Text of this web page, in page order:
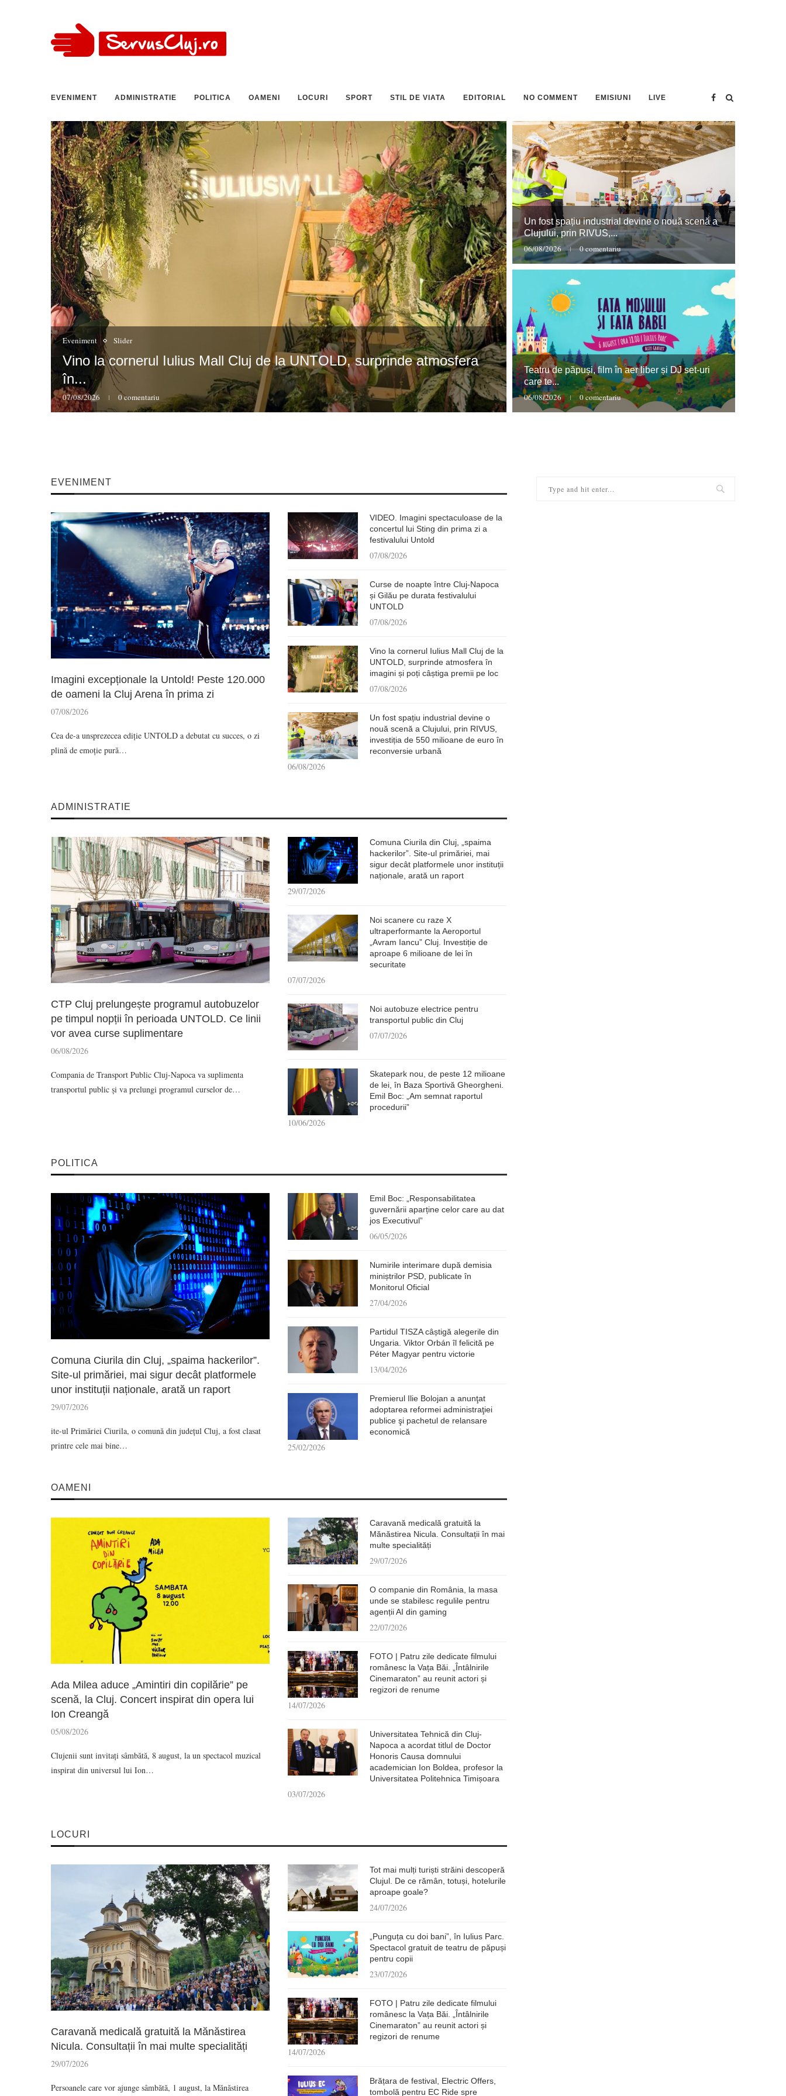
EVENIMENT ADMINISTRATIE POLITICA OAMENI LOCURI SPORT STIL DE VIATA EDITORIAL NO COMMENT EMISIUNI LIVE
Eveniment Slider
Vino la cornerul Iulius Mall Cluj de la UNTOLD, surprinde atmosfera
în...
07/08/2026 0 comentariu
Un fost spațiu industrial devine o nouă scenă a
Clujului, prin RIVUS,...
06/08/2026 0 comentariu
Teatru de păpuși, film în aer liber și DJ set-uri
care te...
06/08/2026 0 comentariu
EVENIMENT
Imagini excepționale la Untold! Peste 120.000
de oameni la Cluj Arena în prima zi
07/08/2026
Cea de-a unsprezecea ediție UNTOLD a debutat cu succes, o zi
plină de emoție pură…
VIDEO. Imagini spectaculoase de la
concertul lui Sting din prima zi a
festivalului Untold
07/08/2026
Curse de noapte între Cluj-Napoca
și Gilău pe durata festivalului
UNTOLD
07/08/2026
Vino la cornerul Iulius Mall Cluj de la
UNTOLD, surprinde atmosfera în
imagini și poți câștiga premii pe loc
07/08/2026
Un fost spațiu industrial devine o
nouă scenă a Clujului, prin RIVUS,
investiția de 550 milioane de euro în
reconversie urbană
06/08/2026
ADMINISTRATIE
CTP Cluj prelungește programul autobuzelor
pe timpul nopții în perioada UNTOLD. Ce linii
vor avea curse suplimentare
06/08/2026
Compania de Transport Public Cluj-Napoca va suplimenta
transportul public și va prelungi programul curselor de…
Comuna Ciurila din Cluj, „spaima
hackerilor”. Site-ul primăriei, mai
sigur decât platformele unor instituții
naționale, arată un raport
29/07/2026
Noi scanere cu raze X
ultraperformante la Aeroportul
„Avram Iancu” Cluj. Investiție de
aproape 6 milioane de lei în
securitate
07/07/2026
Noi autobuze electrice pentru
transportul public din Cluj
07/07/2026
Skatepark nou, de peste 12 milioane
de lei, în Baza Sportivă Gheorgheni.
Emil Boc: „Am semnat raportul
procedurii”
10/06/2026
POLITICA
Comuna Ciurila din Cluj, „spaima hackerilor”.
Site-ul primăriei, mai sigur decât platformele
unor instituții naționale, arată un raport
29/07/2026
ite-ul Primăriei Ciurila, o comună din județul Cluj, a fost clasat
printre cele mai bine…
Emil Boc: „Responsabilitatea
guvernării aparține celor care au dat
jos Executivul”
06/05/2026
Numirile interimare după demisia
miniștrilor PSD, publicate în
Monitorul Oficial
27/04/2026
Partidul TISZA câștigă alegerile din
Ungaria. Viktor Orbán îl felicită pe
Péter Magyar pentru victorie
13/04/2026
Premierul Ilie Bolojan a anunţat
adoptarea reformei administraţiei
publice şi pachetul de relansare
economică
25/02/2026
OAMENI
Ada Milea aduce „Amintiri din copilărie” pe
scenă, la Cluj. Concert inspirat din opera lui
Ion Creangă
05/08/2026
Clujenii sunt invitați sâmbătă, 8 august, la un spectacol muzical
inspirat din universul lui Ion…
Caravană medicală gratuită la
Mănăstirea Nicula. Consultații în mai
multe specialități
29/07/2026
O companie din România, la masa
unde se stabilesc regulile pentru
agenții AI din gaming
22/07/2026
FOTO | Patru zile dedicate filmului
românesc la Vața Băi. „Întâlnirile
Cinemaraton” au reunit actori și
regizori de renume
14/07/2026
Universitatea Tehnică din Cluj-
Napoca a acordat titlul de Doctor
Honoris Causa domnului
academician Ion Boldea, profesor la
Universitatea Politehnica Timișoara
03/07/2026
LOCURI
Caravană medicală gratuită la Mănăstirea
Nicula. Consultații în mai multe specialități
29/07/2026
Persoanele care vor ajunge sâmbătă, 1 august, la Mănăstirea
Tot mai mulți turiști străini descoperă
Clujul. De ce rămân, totuși, hotelurile
aproape goale?
24/07/2026
„Punguța cu doi bani”, în Iulius Parc.
Spectacol gratuit de teatru de păpuși
pentru copii
23/07/2026
FOTO | Patru zile dedicate filmului
românesc la Vața Băi. „Întâlnirile
Cinemaraton” au reunit actori și
regizori de renume
14/07/2026
Brățara de festival, Electric Offers,
tombolă pentru EC Ride spre